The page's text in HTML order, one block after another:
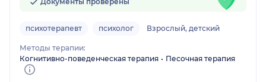
психотерапевт психолог Взрослый, детский
Методы терапии:
Когнитивно-поведенческая терапия
Песочная терапия